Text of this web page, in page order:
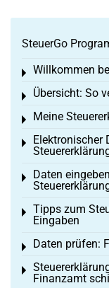
SteuerGo
Willkommen
Toggle menu
Übersicht: So
Toggle menu
Meine
Toggle menu
Elektronischer
Toggle menu
Daten
Toggle menu
Tipps zum
Eingaben
Toggle menu
Daten prüfen:
Toggle menu
Finanzamt
Toggle menu